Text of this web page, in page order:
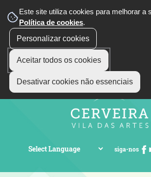
Este site utiliza cookies para melhorar a
Política de cookies.
Personalizar cookies
Aceitar todos os cookies
Desativar cookies não essenciais
siga-nos